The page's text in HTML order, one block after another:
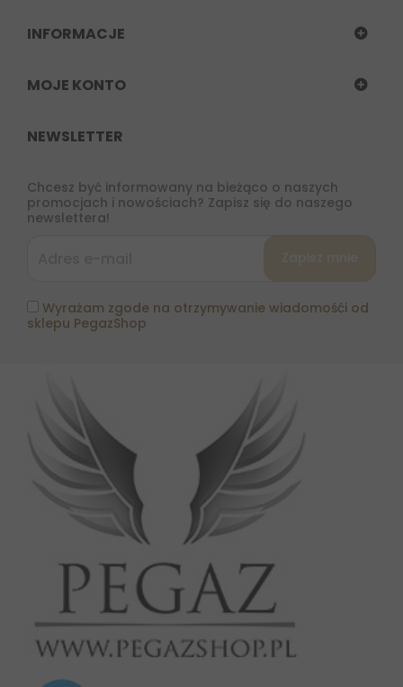
INFORMACJE
MOJE KONTO
NEWSLETTER
Chcesz być informowany na bieżąco o naszych
promocjach i nowościach? Zapisz się do naszego
newslettera!
Wyrażam zgode na otrzymywanie wiadomośći od
sklepu PegazShop